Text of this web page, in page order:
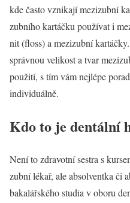
kde často vznikají mezizubní
zubního kartáčku používat i
nit (floss) a mezizubní
správnou velikost a tvar
použití, s tím vám nejlépe
individuálně.
Kdo to je dentální
Není to zdravotní sestra s
zubní lékař, ale absolventka či
bakalářského studia v oboru